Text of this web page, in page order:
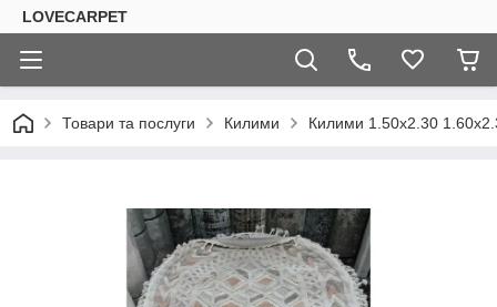
LOVECARPET
Товари та послуги Килими Килими 1.50х2.30